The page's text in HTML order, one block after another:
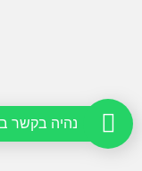
נהיה בקשר ב Whatsapp